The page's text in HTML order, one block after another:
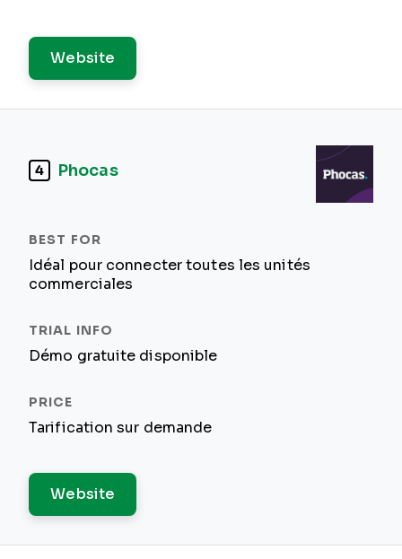
Website
4 Phocas
Idéal pour connecter toutes les unités
commerciales
Démo gratuite disponible
Tarification sur demande
Website